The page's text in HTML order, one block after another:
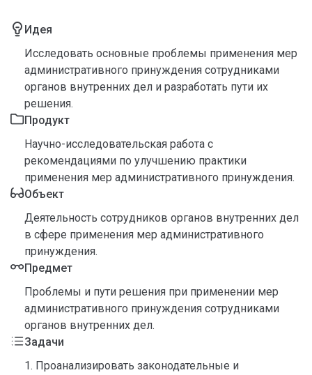
Идея
Исследовать основные проблемы применения мер
административного принуждения сотрудниками
органов внутренних дел и разработать пути их
решения.
Продукт
Научно-исследовательская работа с
рекомендациями по улучшению практики
применения мер административного принуждения.
Объект
Деятельность сотрудников органов внутренних дел
в сфере применения мер административного
принуждения.
Предмет
Проблемы и пути решения при применении мер
административного принуждения сотрудниками
органов внутренних дел.
Задачи
1. Проанализировать законодательные и